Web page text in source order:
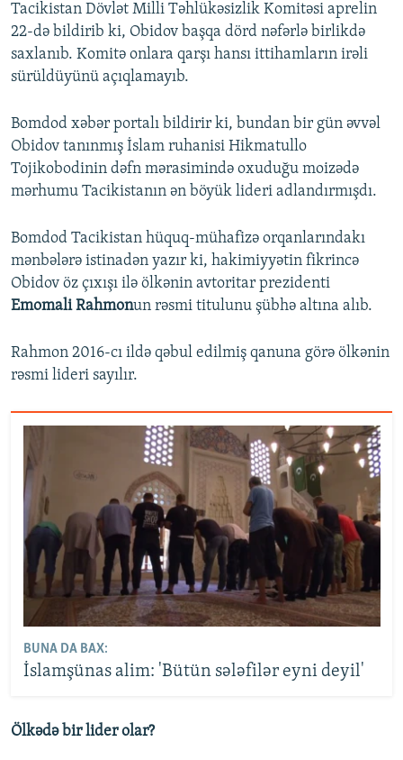
Tacikistan Dövlət Milli Təhlükəsizlik Komitəsi aprelin
22-də bildirib ki, Obidov başqa dörd nəfərlə birlikdə
saxlanıb. Komitə onlara qarşı hansı ittihamların irəli
sürüldüyünü açıqlamayıb.
Bomdod xəbər portalı bildirir ki, bundan bir gün əvvəl
Obidov tanınmış İslam ruhanisi Hikmatullo
Tojikobodinin dəfn mərasimində oxuduğu moizədə
mərhumu Tacikistanın ən böyük lideri adlandırmışdı.
Bomdod Tacikistan hüquq-mühafizə orqanlarındakı
mənbələrə istinadən yazır ki, hakimiyyətin fikrincə
Obidov öz çıxışı ilə ölkənin avtoritar prezidenti
Emomali Rahmonun rəsmi titulunu şübhə altına alıb.
Rahmon 2016-cı ildə qəbul edilmiş qanuna görə ölkənin
rəsmi lideri sayılır.
BUNA DA BAX:
İslamşünas alim: 'Bütün sələfilər eyni deyil'
Ölkədə bir lider olar?